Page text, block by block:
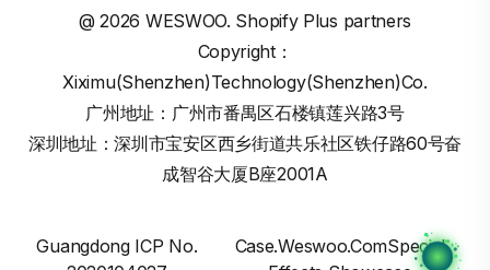
@2026 WESWOO. Shopify Plus partners
Copyright：
Xiximu(Shenzhen)Technology(Shenzhen)Co.
广州地址：广州市番禺区石楼镇莲兴路3号
深圳地址：深圳市宝安区西乡街道共乐社区铁仔路60号奋
成智谷大厦B座2001A
Guangdong ICP No.
Case.weswoo.comSpecial